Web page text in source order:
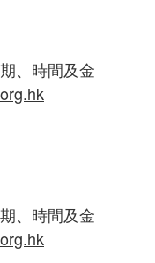
、時間及金
、時間及金